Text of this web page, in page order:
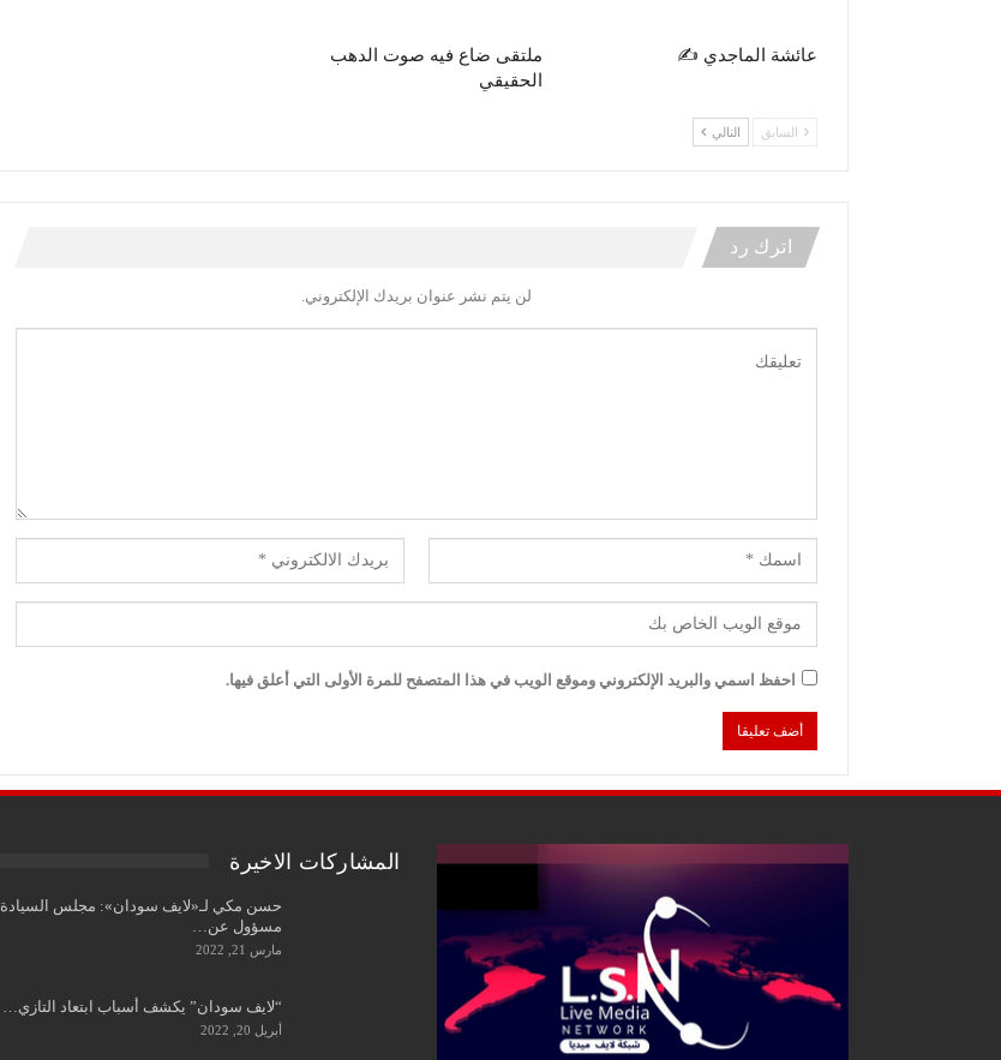
عائشة الماجدي ✍️
ملتقى ضاع فيه صوت الدهب
الحقيقي
السابق التالي
اترك رد
لن يتم نشر عنوان بريدك الإلكتروني.
احفظ اسمي والبريد الإلكتروني وموقع الويب في هذا المتصفح للمرة الأولى التي أعلق فيها.
المشاركات الاخيرة
حسن مكي لـ«لايف سودان»: مجلس السيادة
مسؤول عن…
مارس 21, 2022
“لايف سودان” يكشف أسباب ابتعاد التازي…
أبريل 20, 2022